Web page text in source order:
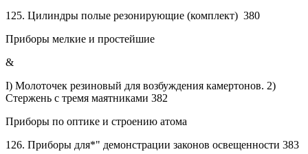
125. Цилиндры полые резонирующие (комплект) 380
Приборы мелкие и простейшие
&
I) Молоточек резиновый для возбуждения камертонов. 2)
Стержень с тремя маятниками 382
Приборы по оптике и строению атома
126. Приборы для*" демонстрации законов освещенности 383